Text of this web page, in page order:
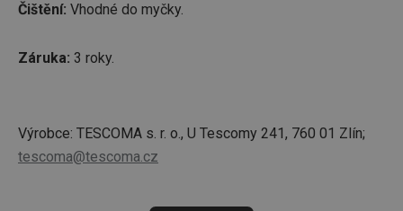
Čištění: Vhodné do myčky.
Záruka: 3 roky.
Výrobce: TESCOMA s. r. o., U Tescomy 241, 760 01 Zlín;
tescoma@tescoma.cz